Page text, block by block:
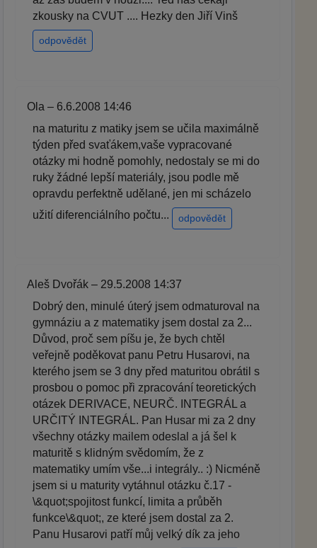
zkousky na CVUT .... Hezky den Jiří Vinš
odpovědět
Ola – 6.6.2008 14:46
na maturitu z matiky jsem se učila maximálně
týden před svaťákem,vaše vypracované
otázky mi hodně pomohly, nedostaly se mi do
ruky žádné lepší materiály, jsou podle mě
opravdu perfektně udělané, jen mi scházelo
užití diferenciálního počtu...
odpovědět
Aleš Dvořák – 29.5.2008 14:37
Dobrý den, minulé úterý jsem odmaturoval na
gymnáziu a z matematiky jsem dostal za 2...
Důvod, proč sem píšu je, že bych chtěl
veřejně poděkovat panu Petru Husarovi, na
kterého jsem se 3 dny před maturitou obrátil s
prosbou o pomoc při zpracování teoretických
otázek DERIVACE, NEURČ. INTEGRÁL a
URČITÝ INTEGRÁL. Pan Husar mi za 2 dny
všechny otázky mailem odeslal a já šel k
maturitě s klidným svědomím, že z
matematiky umím vše...i integrály.. :) Nicméně
jsem si u maturity vytáhnul otázku č.17 -
\&quot;spojitost funkcí, limita a průběh
funkce\&quot;, ze které jsem dostal za 2.
Panu Husarovi patří můj velký dík za jeho